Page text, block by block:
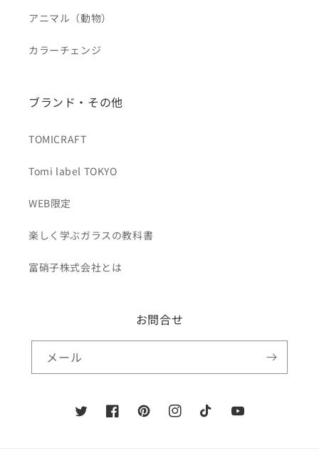
アニマル（動物）
カラーチェンジ
ブランド・その他
TOMICRAFT
Tomi label TOKYO
WEB限定
楽しく学ぶガラスの教科書
富硝子株式会社とは
お問合せ
メール
TwitterFacebookPinterestInstagramTikTokYouTube